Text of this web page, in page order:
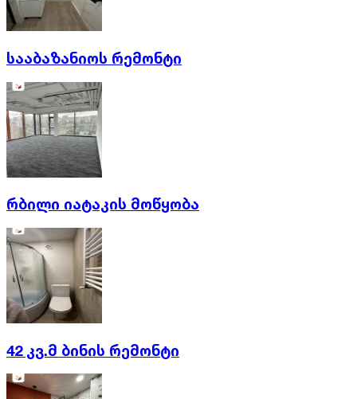
სააბაზანიოს რემონტი
რბილი იატაკის მოწყობა
42 კვ.მ ბინის რემონტი